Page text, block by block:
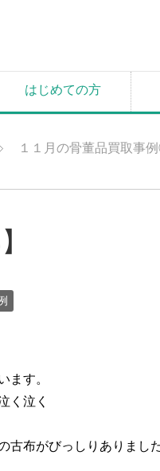
はじめての方
１１月の骨董品買取事
ます。
く泣く
布がびっしりありまし